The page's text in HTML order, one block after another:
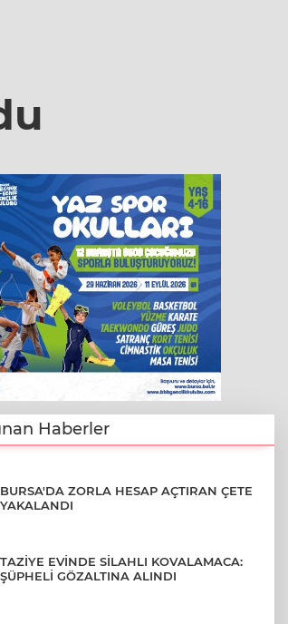
Haberler
BURSA'DA ZORLA HESAP AÇTIRAN ÇETE
YAKALANDI
TAZİYE EVİNDE SİLAHLI KOVALAMACA:
ŞÜPHELİ GÖZALTINA ALINDI